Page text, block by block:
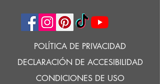
POLÍTICA DE PRIVACIDAD
DECLARACIÓN DE ACCESIBILIDAD
CONDICIONES DE USO